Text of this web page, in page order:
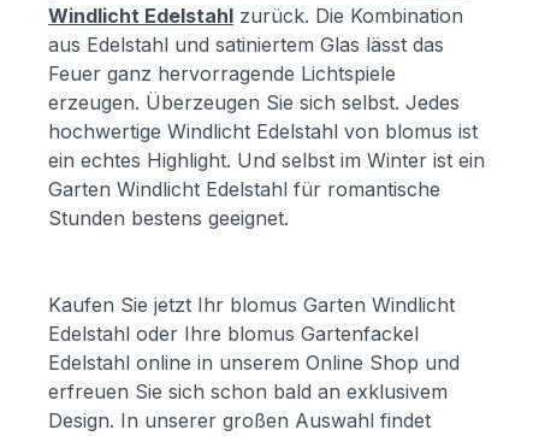
Windlicht Edelstahl zurück. Die Kombination
aus Edelstahl und satiniertem Glas lässt das
Feuer ganz hervorragende Lichtspiele
erzeugen. Überzeugen Sie sich selbst. Jedes
hochwertige Windlicht Edelstahl von blomus ist
ein echtes Highlight. Und selbst im Winter ist ein
Garten Windlicht Edelstahl für romantische
Stunden bestens geeignet.
Kaufen Sie jetzt Ihr blomus Garten Windlicht
Edelstahl oder Ihre blomus Gartenfackel
Edelstahl online in unserem Online Shop und
erfreuen Sie sich schon bald an exklusivem
Design. In unserer großen Auswahl findet